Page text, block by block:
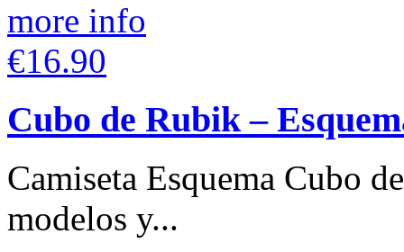
more info
€16.90
Cubo de Rubik –
Camiseta Esquema Cubo
modelos y...